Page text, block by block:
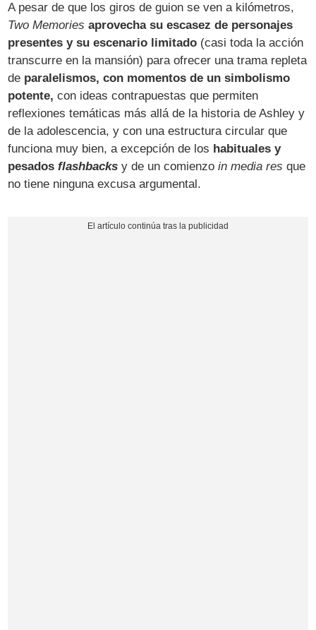
A pesar de que los giros de guion se ven a kilómetros,
Two Memories aprovecha su escasez de personajes
presentes y su escenario limitado (casi toda la acción
transcurre en la mansión) para ofrecer una trama repleta
de paralelismos, con momentos de un simbolismo
potente, con ideas contrapuestas que permiten
reflexiones temáticas más allá de la historia de Ashley y
de la adolescencia, y con una estructura circular que
funciona muy bien, a excepción de los habituales y
pesadosflashbacks y de un comienzoin media res que
no tiene ninguna excusa argumental.